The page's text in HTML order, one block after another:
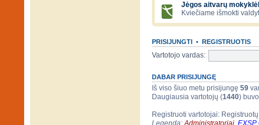
Jėgos aitvarų
Kviečiame išmokti
PRISIJUNGTI • REGISTRUOTIS
Vartotojo vardas:
DABAR PRISIJUNGĘ
Iš viso šiuo metu prisijungę 59
Daugiausia vartotojų (1440)
Registruoti vartotojai:
Legenda: Administratoriai EXSP